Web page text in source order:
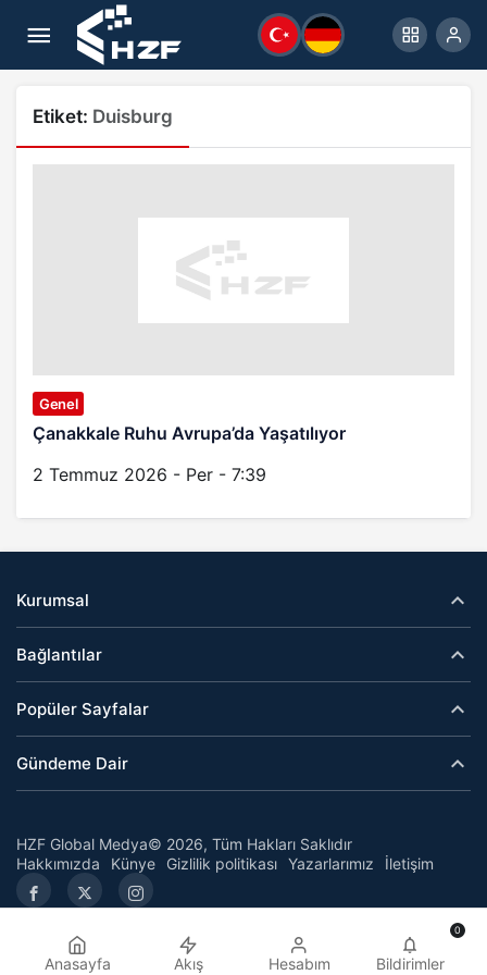
Etiket: Duisburg
Genel
Çanakkale Ruhu Avrupa’da Yaşatılıyor
2 Temmuz 2026 - Per - 7:39
Kurumsal
Bağlantılar
Popüler Sayfalar
Gündeme Dair
HZF Global Medya© 2026, Tüm Hakları Saklıdır
Hakkımızda
Künye Gizlilik politikası Yazarlarımız İletişim
Anasayfa Akış Hesabım Bildirimler
0